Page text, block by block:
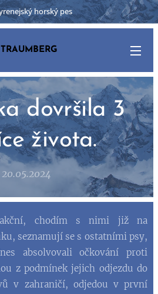
horský pes
dovršila 3
života.
20.05.2024
chodím s nimi již na
seznamují se s ostatními psy,
absolvovali očkování proti
z podmínek jejich odjezdu do
v zahraničí, odjedou v první